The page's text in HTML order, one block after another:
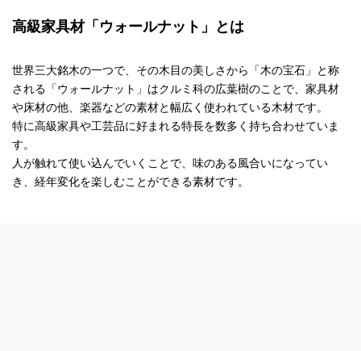
高級家具材「ウォールナット」とは
世界三大銘木の一つで、その木目の美しさから「木の宝石」と称
される 「ウォールナット」はクルミ科の広葉樹のことで、家具材
や床材の他、 楽器などの素材と幅広く使われている木材です。
特に高級家具や工芸品に好まれる特長を数多く持ち合わせていま
す。
人が触れて使い込んでいくことで、味のある風合いになってい
き、 経年変化を楽しむことができる素材です。